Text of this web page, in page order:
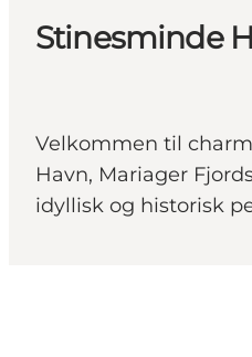
Stinesminde
Velkommen til
Havn, Mariager
idyllisk og historisk